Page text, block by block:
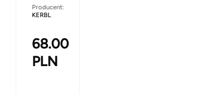
Producent:
KERBL
68.00
PLN